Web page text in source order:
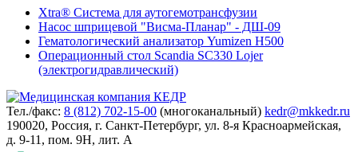
Xtra® Система для аутогемотрансфузии
Насос шприцевой "Висма-Планар" - ДШ-09
Гематологический анализатор Yumizen H500
Операционный стол Scandia SC330 Lojer
(электрогидравлический)
Тел./факс: 8 (812) 702-15-00 (многоканальный) kedr@mkkedr.ru
190020, Россия, г. Санкт-Петербург, ул. 8-я Красноармейская,
д. 9-11, пом. 9Н, лит. А